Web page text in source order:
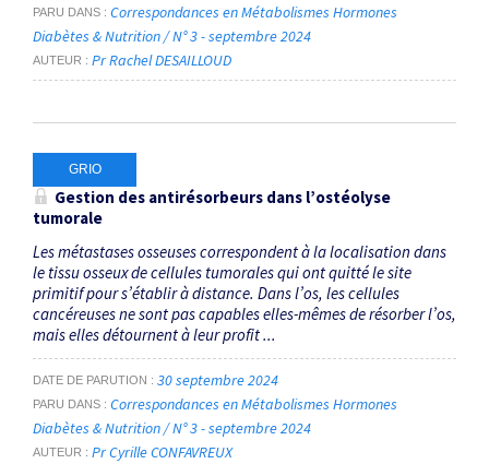
PARU DANS
Correspondances en Métabolismes Hormones
Diabètes & Nutrition / N° 3 - septembre 2024
AUTEUR Pr Rachel DESAILLOUD
GRIO
Gestion des antirésorbeurs dans l’ostéolyse
tumorale
Les métastases osseuses correspondent à la localisation dans
le tissu osseux de cellules tumorales qui ont quitté le site
primitif pour s’établir à distance. Dans l’os, les cellules
cancéreuses ne sont pas capables elles-mêmes de résorber l’os,
mais elles détournent à leur profit ...
DATE DE PARUTION 30 septembre 2024
PARU DANS
Correspondances en Métabolismes Hormones
Diabètes & Nutrition / N° 3 - septembre 2024
AUTEUR Pr Cyrille CONFAVREUX